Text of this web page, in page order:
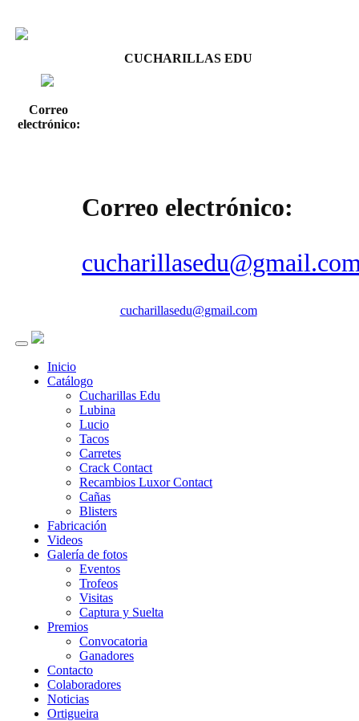
CUCHARILLAS EDU
Correo electrónico:
Correo
electrónico:
cucharillasedu@gmail.com
Inicio
Catálogo
Cucharillas Edu
Lubina
Lucio
Tacos
Carretes
Crack Contact
Recambios Luxor Contact
Cañas
Blisters
Fabricación
Videos
Galería de fotos
Eventos
Trofeos
Visitas
Captura y Suelta
Premios
Convocatoria
Ganadores
Contacto
Colaboradores
Noticias
Ortigueira